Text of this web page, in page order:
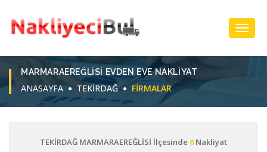
MARMARAEREĞLISI EVDEN EVE NAKLIYAT
ANASAYFA TEKİRDAĞ FIRMALAR
TEKİRDAĞ MARMARAEREĞLİSİ İlçesinde 6Nakliyat